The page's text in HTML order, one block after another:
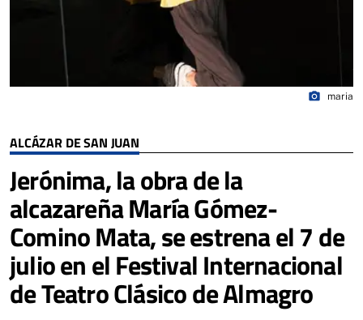
ALCÁZAR DE SAN JUAN
Jerónima, la obra de la
alcazareña María Gómez-
Comino Mata, se estrena el 7 de
julio en el Festival Internacional
de Teatro Clásico de Almagro
photo_camera maria